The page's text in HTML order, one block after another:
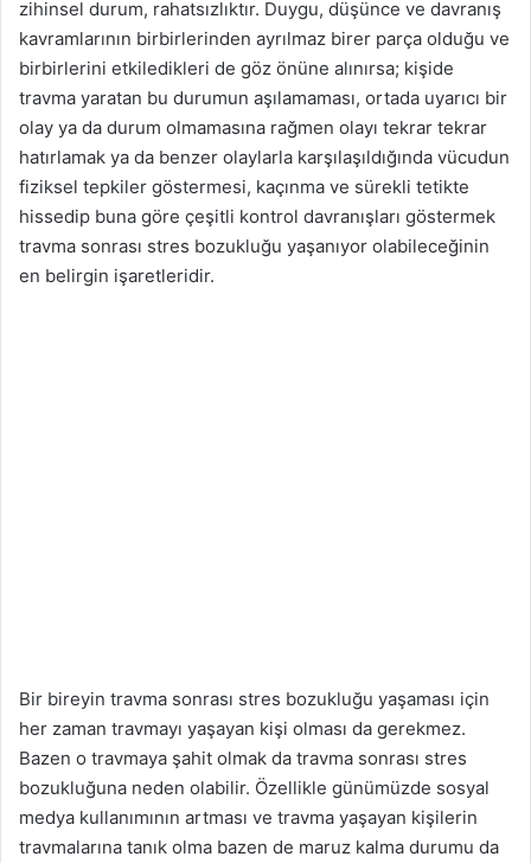
zihinsel durum, rahatsızlıktır. Duygu, düşünce ve davranış
kavramlarının birbirlerinden ayrılmaz birer parça olduğu ve
birbirlerini etkiledikleri de göz önüne alınırsa; kişide
travma yaratan bu durumun aşılamaması, ortada uyarıcı bir
olay ya da durum olmamasına rağmen olayı tekrar tekrar
hatırlamak ya da benzer olaylarla karşılaşıldığında vücudun
fiziksel tepkiler göstermesi, kaçınma ve sürekli tetikte
hissedip buna göre çeşitli kontrol davranışları göstermek
travma sonrası stres bozukluğu yaşanıyor olabileceğinin
en belirgin işaretleridir.
Bir bireyin travma sonrası stres bozukluğu yaşaması için
her zaman travmayı yaşayan kişi olması da gerekmez.
Bazen o travmaya şahit olmak da travma sonrası stres
bozukluğuna neden olabilir. Özellikle günümüzde sosyal
medya kullanımının artması ve travma yaşayan kişilerin
travmalarına tanık olma bazen de maruz kalma durumu da